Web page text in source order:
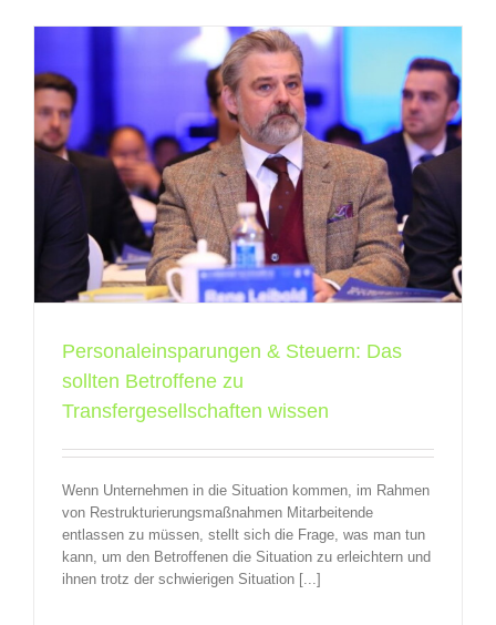
Personaleinsparungen & Steuern: Das
sollten Betroffene zu
Transfergesellschaften wissen
Wenn Unternehmen in die Situation kommen, im Rahmen
von Restrukturierungsmaßnahmen Mitarbeitende
entlassen zu müssen, stellt sich die Frage, was man tun
kann, um den Betroffenen die Situation zu erleichtern und
ihnen trotz der schwierigen Situation [...]